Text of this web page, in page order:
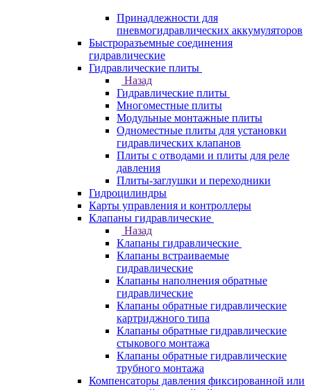
Принадлежности для
пневмогидравлических аккумуляторов
Быстроразъемные соединения
гидравлические
Гидравлические плиты
Назад
Гидравлические плиты
Многоместные плиты
Модульные монтажные плиты
Одноместные плиты для установки
гидравлических клапанов
Плиты с отводами и плиты для реле
давления
Плиты-заглушки и переходники
Гидроцилиндры
Карты управления и контроллеры
Клапаны гидравлические
Назад
Клапаны гидравлические
Клапаны встраиваемые
гидравлические
Клапаны наполнения обратные
гидравлические
Клапаны обратные гидравлические
картриджного типа
Клапаны обратные гидравлические
стыкового монтажа
Клапаны обратные гидравлические
трубного монтажа
Компенсаторы давления фиксированной или